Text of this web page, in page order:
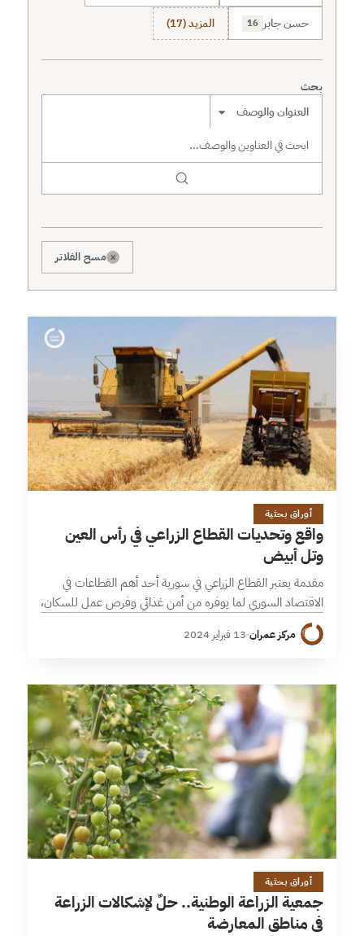
حسن جابر 16 المزيد (17)
بحث
نطاق البحث
× مسح الفلاتر
13 دقائق
أوراق بحثية
واقع وتحديات القطاع الزراعي في رأس العين
وتل أبيض
مقدمة يعتبر القطاع الزراعي في سورية أحد أهم القطاعات في
الاقتصاد السوري لما يوفره من أمن غذائي وفرص عمل للسكان،
ورفد الخزينة المالية بالقطع الأجنبي من الصادرات. عانى هذا
القطاع…مركز عمران·13 فبراير 2024
7 دقائق
أوراق بحثية
جمعية الزراعة الوطنية.. حلٌ لإشكالات الزراعة
في مناطق المعارضة